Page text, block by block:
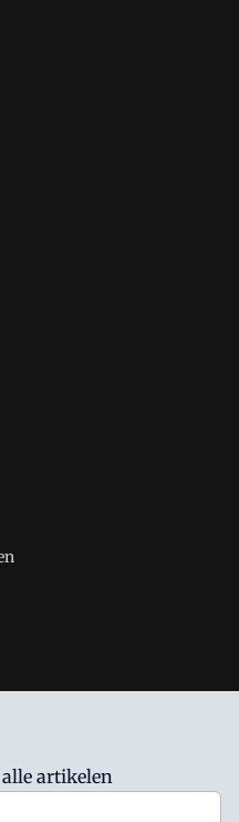
Lees in
van deze site zijn de
Algemene Voorwaarden
artikelen